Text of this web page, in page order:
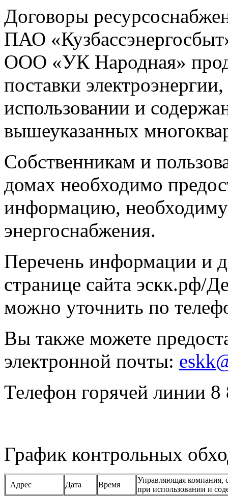
Договоры
ПАО
ООО «УК Народная»
поставки
использовании и
вышеуказанных
Собственникам и
домах необходимо
информацию,
энергоснабжения.
Перечень информации и
странице сайта эскк.рф/
можно уточнить по
Вы также можете
электронной почты:
Телефон горячей линии
График контрольных
Адрес Дата Время
Управляющая компания, с
при использовании и